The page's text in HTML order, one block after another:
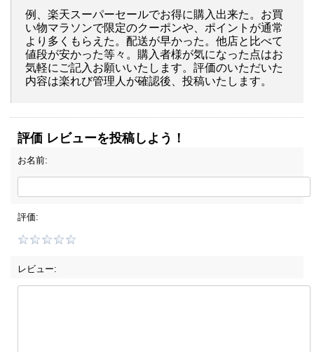
例、楽天スーパーセールでお得に購入出来た。お買
い物マラソンで限定のクーポンや、ポイントが通常
より多くもらえた。配送が早かった。他店と比べて
値段が安かった等々。購入者様が気になった点はお
気軽にご記入お願いいたします。評価のいただいた
内容は楽れび管理人が確認後、投稿いたします。
評価 レビューを投稿しよう！
お名前:
評価:
レビュー: